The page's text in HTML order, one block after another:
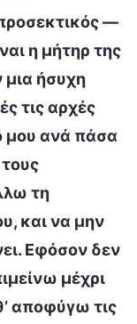
—
η μήτηρ της
μια ήσυχη
τις αρχές
μου ανά πάσα
τη
και να μην
Εφόσον δεν
μέχρι
αποφύγω τις